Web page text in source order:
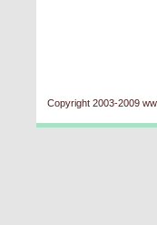
Copyright 2003-2009